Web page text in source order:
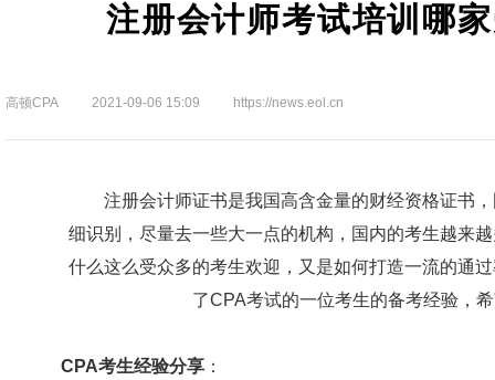
注册会计师考试培训哪
高顿CPA 2021-09-06 15:09 https://news.eol.cn
注册会计师证书是我国高含金量的财经资格证书
细识别，尽量去一些大一点的机构，国内的考生越来
什么这么受众多的考生欢迎，又是如何打造一流的通
了CPA考试的一位考生的备考经验，
CPA考生经验分享 ：